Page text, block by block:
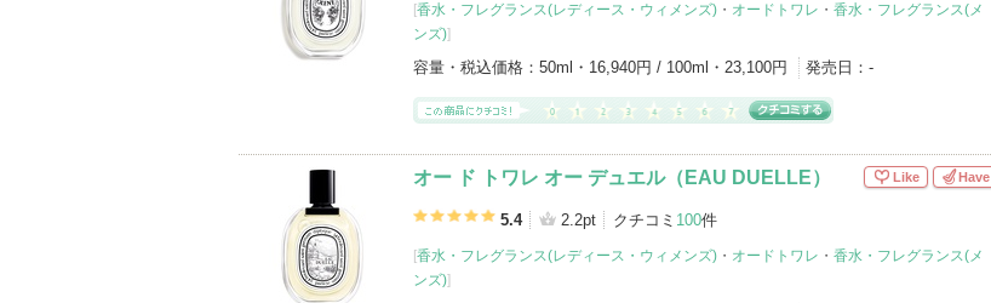
[香水・フレグランス(レディース・ウィメンズ) ・ オードトワレ ・ 香水・フレグランス(メ
ンズ)]
容量・税込価格： 50ml・16,940円 / 100ml・23,100円 発売日： -
オー ド トワレ オー デュエル（EAU DUELLE）
5.4 2.2pt クチコミ 100件
[香水・フレグランス(レディース・ウィメンズ) ・ オードトワレ ・ 香水・フレグランス(メ
ンズ)]
Like Have